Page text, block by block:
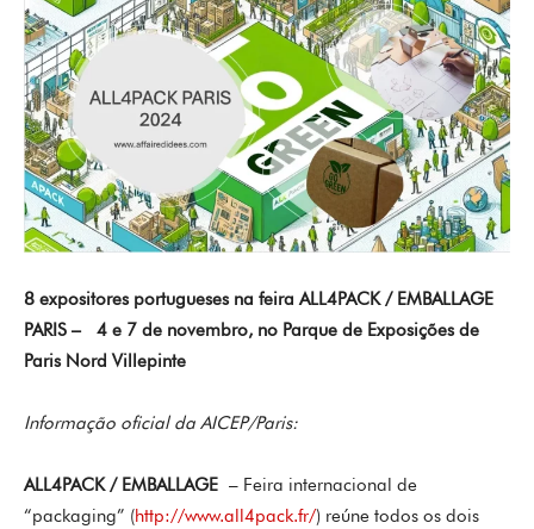
8 expositores portugueses na feira ALL4PACK / EMBALLAGE
PARIS – 4 e 7 de novembro, no Parque de Exposições de
Paris Nord Villepinte
Informação oficial da AICEP/Paris:
ALL4PACK / EMBALLAGE – Feira internacional de
“packaging” (http://www.all4pack.fr/) reúne todos os dois